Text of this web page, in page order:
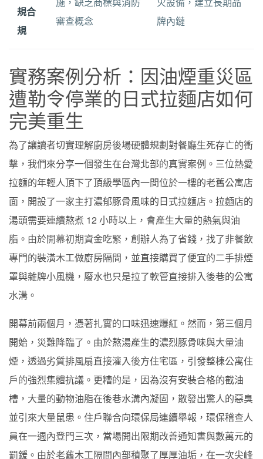
規合
規
施，缺乏商標與消防
審查概念
火設備，建立長期品
牌內鏈
實務案例分析：因油煙重災區
遭勒令停業的日式拉麵店如何
完美重生
為了讓讀者切實理解廚房後場硬體規劃對餐廳生死存亡的衝
擊，我們來分享一個發生在台灣北部的真實案例。三位熱愛
拉麵的年輕人頂下了頂級學區內一間位於一樓的老舊公寓店
面，開設了一家主打濃郁豚骨風味的日式拉麵店。拉麵店的
湯頭需要連續熬煮 12 小時以上，會產生大量的熱氣與油
脂。由於開幕初期資金吃緊，創辦人為了省錢，找了非餐飲
專門的裝潢木工做廚房隔間，並直接購買了便宜的二手排煙
罩與雜牌小風機，廢水也只是拉了軟管直接排入後巷的公寓
水溝。
開幕前兩個月，憑著扎實的口味迅速爆紅。然而，第三個月
開始，災難降臨了。由於熬湯產生的濃烈豚骨味與大量油
煙，透過劣質排風扇直接灌入後方住宅區，引發整棟公寓住
戶的強烈集體抗議。更糟的是，因為沒有安裝合格的截油
槽，大量的動物油脂在後巷水溝內凝固，散發出驚人的惡臭
並引來大量鼠患。住戶聯合向環保局連續舉報，環保稽查人
員在一週內登門三次，當場開出限期改善通知書與數萬元的
罰鍰。由於老舊木工隔間內部積聚了厚厚油垢，在一次尖峰